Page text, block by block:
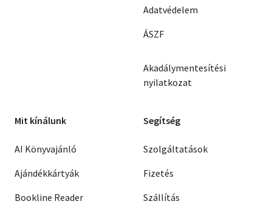
Adatvédelem
ÁSZF
Akadálymentesítési
nyilatkozat
Mit kínálunk
AI Könyvajánló
Ajándékkártyák
Bookline Reader
Segítség
Szolgáltatások
Fizetés
Szállítás